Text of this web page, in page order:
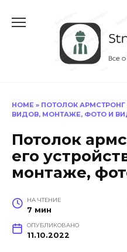
содержанию
HOME » ПОТОЛОК АРМСТРОНГ
ВИДОВ, МОНТАЖЕ, ФОТО И
Потолок
его
монтаже,
НА ЧТЕНИЕ
7 мин
ОПУБЛИКОВАНО
11.10.2022